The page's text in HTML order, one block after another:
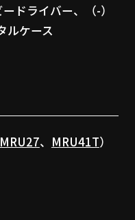
ドライバー、（-）
ルケース
MRU27、 MRU41T）